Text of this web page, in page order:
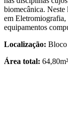
biomecânica. Neste
em
equipamentos
Localização: Bloco
Área total: 64,80m²